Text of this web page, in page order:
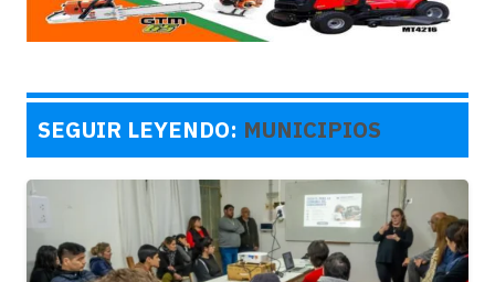
SEGUIR LEYENDO: MUNICIPIOS